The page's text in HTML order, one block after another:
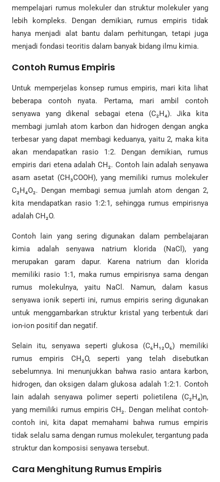
mempelajari rumus molekuler dan struktur molekuler yang
lebih kompleks. Dengan demikian, rumus empiris tidak
hanya menjadi alat bantu dalam perhitungan, tetapi juga
menjadi fondasi teoritis dalam banyak bidang ilmu kimia.
Contoh Rumus Empiris
Untuk memperjelas konsep rumus empiris, mari kita lihat
beberapa contoh nyata. Pertama, mari ambil contoh
senyawa yang dikenal sebagai etena (C₂H₄). Jika kita
membagi jumlah atom karbon dan hidrogen dengan angka
terbesar yang dapat membagi keduanya, yaitu 2, maka kita
akan mendapatkan rasio 1:2. Dengan demikian, rumus
empiris dari etena adalah CH₂. Contoh lain adalah senyawa
asam asetat (CH₃COOH), yang memiliki rumus molekuler
C₂H₄O₂. Dengan membagi semua jumlah atom dengan 2,
kita mendapatkan rasio 1:2:1, sehingga rumus empirisnya
adalah CH₂O.
Contoh lain yang sering digunakan dalam pembelajaran
kimia adalah senyawa natrium klorida (NaCl), yang
merupakan garam dapur. Karena natrium dan klorida
memiliki rasio 1:1, maka rumus empirisnya sama dengan
rumus molekulnya, yaitu NaCl. Namun, dalam kasus
senyawa ionik seperti ini, rumus empiris sering digunakan
untuk menggambarkan struktur kristal yang terbentuk dari
ion-ion positif dan negatif.
Selain itu, senyawa seperti glukosa (C₆H₁₂O₆) memiliki
rumus empiris CH₂O, seperti yang telah disebutkan
sebelumnya. Ini menunjukkan bahwa rasio antara karbon,
hidrogen, dan oksigen dalam glukosa adalah 1:2:1. Contoh
lain adalah senyawa polimer seperti polietilena (C₂H₄)n,
yang memiliki rumus empiris CH₂. Dengan melihat contoh-
contoh ini, kita dapat memahami bahwa rumus empiris
tidak selalu sama dengan rumus molekuler, tergantung pada
struktur dan komposisi senyawa tersebut.
Cara Menghitung Rumus Empiris